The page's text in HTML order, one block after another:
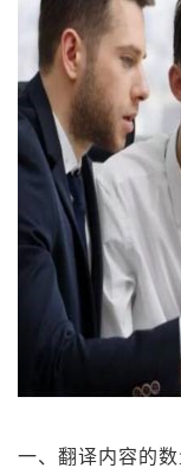
一、翻译内容的